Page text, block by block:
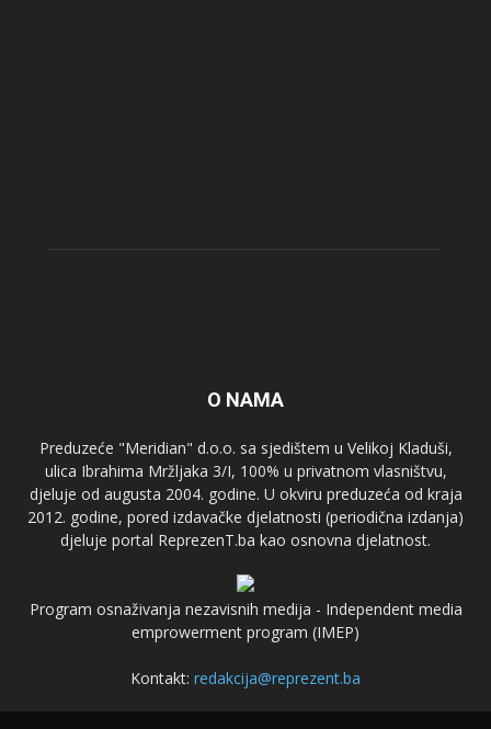
O NAMA
Preduzeće "Meridian" d.o.o. sa sjedištem u Velikoj Kladuši,
ulica Ibrahima Mržljaka 3/I, 100% u privatnom vlasništvu,
djeluje od augusta 2004. godine. U okviru preduzeća od kraja
2012. godine, pored izdavačke djelatnosti (periodična izdanja)
djeluje portal ReprezenT.ba kao osnovna djelatnost.
Program osnaživanja nezavisnih medija - Independent media
emprowerment program (IMEP)
Kontakt: redakcija@reprezent.ba